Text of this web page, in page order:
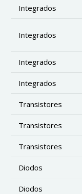
Integrados
Integrados
Integrados
Integrados
Transistores
Transistores
Transistores
Diodos
Diodos